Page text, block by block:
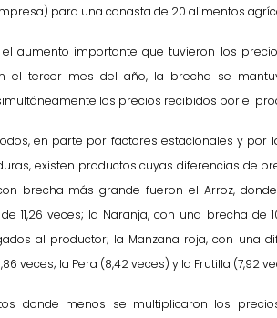
para una canasta de 20 alimentos
el aumento importante que tuvieron los
el tercer mes del año, la brecha se
los precios recibidos por el
en parte por factores estacionales y por
existen productos cuyas diferencias de
brecha más grande fueron el Arroz,
11,26 veces; la Naranja, con una brecha de
al productor; la Manzana roja, con una
veces; la Pera (8,42 veces) y la Frutilla (7,92
donde menos se multiplicaron los